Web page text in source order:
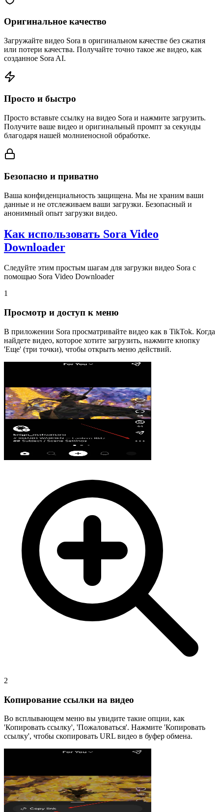
Оригинальное качество
Загружайте видео Sora в оригинальном качестве без сжатия
или потери качества. Получайте точно такое же видео, как
созданное Sora AI.
Просто и быстро
Просто вставьте ссылку на видео Sora и нажмите загрузить.
Получите ваше видео и оригинальный промпт за секунды
благодаря нашей молниеносной обработке.
Безопасно и приватно
Ваша конфиденциальность защищена. Мы не храним ваши
данные и не отслеживаем ваши загрузки. Безопасный и
анонимный опыт загрузки видео.
Как использовать Sora Video
Downloader
Следуйте этим простым шагам для загрузки видео Sora с
помощью Sora Video Downloader
1
Просмотр и доступ к меню
В приложении Sora просматривайте видео как в TikTok. Когда
найдете видео, которое хотите загрузить, нажмите кнопку
'Еще' (три точки), чтобы открыть меню действий.
2
Копирование ссылки на видео
Во всплывающем меню вы увидите такие опции, как
'Копировать ссылку', 'Пожаловаться'. Нажмите 'Копировать
ссылку', чтобы скопировать URL видео в буфер обмена.